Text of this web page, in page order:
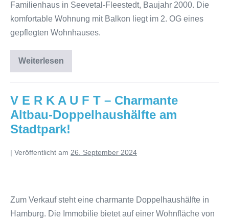
Familienhaus in Seevetal-Fleestedt, Baujahr 2000. Die
komfortable Wohnung mit Balkon liegt im 2. OG eines
gepflegten Wohnhauses.
Weiterlesen
V E R K A U F T – Charmante
Altbau-Doppelhaushälfte am
Stadtpark!
| Veröffentlicht am 26. September 2024
Zum Verkauf steht eine charmante Doppelhaushälfte in
Hamburg. Die Immobilie bietet auf einer Wohnfläche von